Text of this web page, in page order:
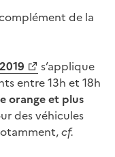
de la
s’applique
entre 13h et 18h
orangeet plus
des véhicules
cf.